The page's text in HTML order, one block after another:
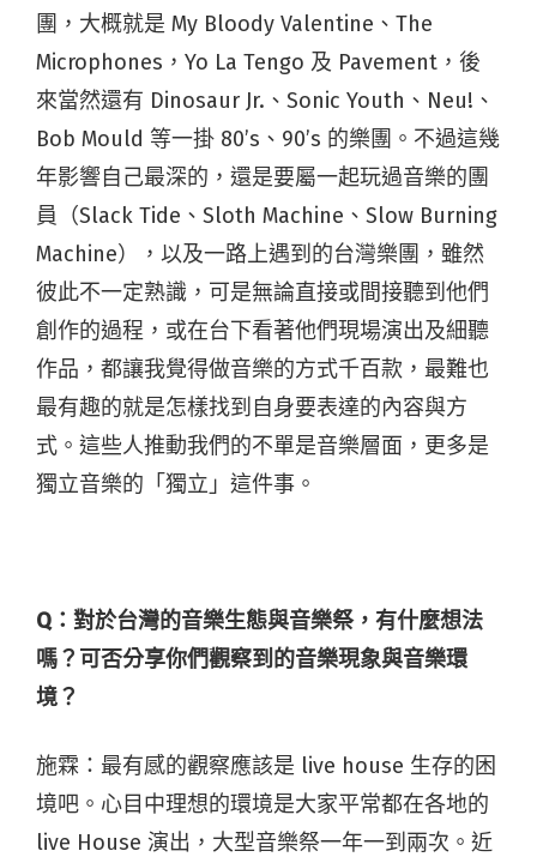
團，大概就是 My Bloody Valentine、The
Microphones，Yo La Tengo 及 Pavement，後
來當然還有 Dinosaur Jr.、Sonic Youth、Neu!、
Bob Mould 等一掛 80’s、90’s 的樂團。不過這幾
年影響自己最深的，還是要屬一起玩過音樂的團
員（Slack Tide、Sloth Machine、Slow Burning
Machine），以及一路上遇到的台灣樂團，雖然
彼此不一定熟識，可是無論直接或間接聽到他們
創作的過程，或在台下看著他們現場演出及細聽
作品，都讓我覺得做音樂的方式千百款，最難也
最有趣的就是怎樣找到自身要表達的內容與方
式。這些人推動我們的不單是音樂層面，更多是
獨立音樂的「獨立」這件事。
Q：對於台灣的音樂生態與音樂祭，有什麼想法
嗎？可否分享你們觀察到的音樂現象與音樂環
境？
施霖：最有感的觀察應該是 live house 生存的困
境吧。心目中理想的環境是大家平常都在各地的
live House 演出，大型音樂祭一年一到兩次。近